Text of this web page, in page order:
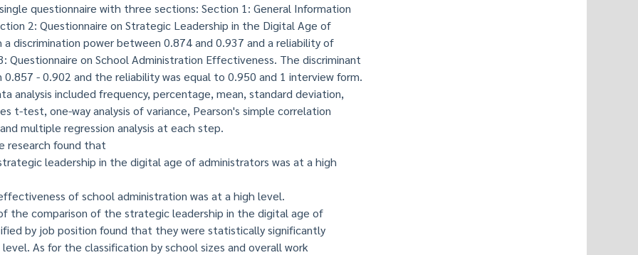
questionnaire with three sections: Section 1: General Information
2: Questionnaire on Strategic Leadership in the Digital Age of
discrimination power between 0.874 and 0.937 and a reliability of
Questionnaire on School Administration Effectiveness. The discriminant
0.857 - 0.902 and the reliability was equal to 0.950 and 1 interview form.
analysis included frequency, percentage, mean, standard deviation,
t-test, one-way analysis of variance, Pearson's simple correlation
multiple regression analysis at each step.
found that
leadership in the digital age of administrators was at a high
of school administration was at a high level.
comparison of the strategic leadership in the digital age of
by job position found that they were statistically significantly
As for the classification by school sizes and overall work